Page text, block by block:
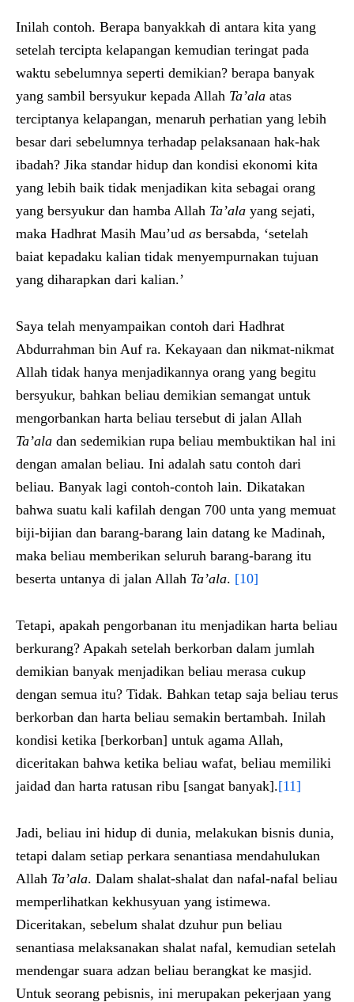
Inilah contoh. Berapa banyakkah di antara kita yang
setelah tercipta kelapangan kemudian teringat pada
waktu sebelumnya seperti demikian? berapa banyak
yang sambil bersyukur kepada Allah Ta’ala atas
terciptanya kelapangan, menaruh perhatian yang lebih
besar dari sebelumnya terhadap pelaksanaan hak-hak
ibadah? Jika standar hidup dan kondisi ekonomi kita
yang lebih baik tidak menjadikan kita sebagai orang
yang bersyukur dan hamba Allah Ta’ala yang sejati,
maka Hadhrat Masih Mau’ud as bersabda, ‘setelah
baiat kepadaku kalian tidak menyempurnakan tujuan
yang diharapkan dari kalian.’
Saya telah menyampaikan contoh dari Hadhrat
Abdurrahman bin Auf ra. Kekayaan dan nikmat-nikmat
Allah tidak hanya menjadikannya orang yang begitu
bersyukur, bahkan beliau demikian semangat untuk
mengorbankan harta beliau tersebut di jalan Allah
Ta’ala dan sedemikian rupa beliau membuktikan hal ini
dengan amalan beliau. Ini adalah satu contoh dari
beliau. Banyak lagi contoh-contoh lain. Dikatakan
bahwa suatu kali kafilah dengan 700 unta yang memuat
biji-bijian dan barang-barang lain datang ke Madinah,
maka beliau memberikan seluruh barang-barang itu
beserta untanya di jalan Allah Ta’ala. [10]
Tetapi, apakah pengorbanan itu menjadikan harta beliau
berkurang? Apakah setelah berkorban dalam jumlah
demikian banyak menjadikan beliau merasa cukup
dengan semua itu? Tidak. Bahkan tetap saja beliau terus
berkorban dan harta beliau semakin bertambah. Inilah
kondisi ketika [berkorban] untuk agama Allah,
diceritakan bahwa ketika beliau wafat, beliau memiliki
jaidad dan harta ratusan ribu [sangat banyak].[11]
Jadi, beliau ini hidup di dunia, melakukan bisnis dunia,
tetapi dalam setiap perkara senantiasa mendahulukan
Allah Ta’ala. Dalam shalat-shalat dan nafal-nafal beliau
memperlihatkan kekhusyuan yang istimewa.
Diceritakan, sebelum shalat dzuhur pun beliau
senantiasa melaksanakan shalat nafal, kemudian setelah
mendengar suara adzan beliau berangkat ke masjid.
Untuk seorang pebisnis, ini merupakan pekerjaan yang